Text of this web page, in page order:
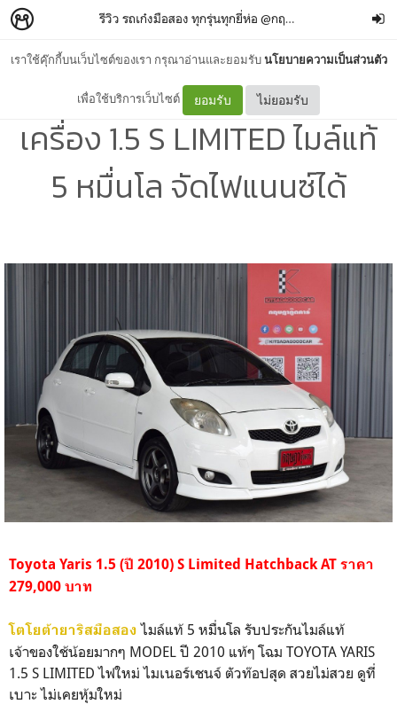
เราใช้คุ๊กกี้บนเว็บไซต์ของเรา กรุณาอ่านและยอมรับนโยบายความเป็นส่วนตัว
เพื่อใช้บริการเว็บไซต์ ยอมรับ ไม่ยอมรับ
รีวิว รถเก๋งมือสอง ทุกรุ่นทุกยี่ห่อ @กฤษฎากู๊ดคาร์ กฤษฎ
โตโยต้ายาริสมือสอง ปี 2010
เครื่อง 1.5 S LIMITED ไมล์แท้
5 หมื่นโล จัดไฟแนนซ์ได้
Toyota Yaris 1.5 (ปี 2010) S Limited Hatchback AT ราคา
279,000 บาท
โตโยต้ายาริสมือสอง ไมล์แท้ 5 หมื่นโล รับประกันไมล์แท้
เจ้าของใช้น้อยมากๆ MODEL ปี 2010 แท้ๆ โฉม TOYOTA YARIS
1.5 S LIMITED ไฟใหม่ ไมเนอร์เชนจ์ ตัวท๊อปสุด สวยไม่สวย ดูที่
เบาะ ไม่เคยหุ้มใหม่